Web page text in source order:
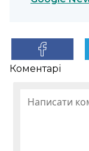
Коментарі